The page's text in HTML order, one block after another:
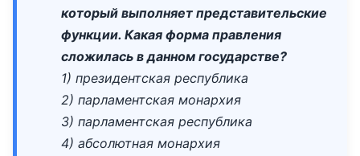
который выполняет представительские
функции. Какая форма правления
сложилась в данном государстве?
1) президентская республика
2) парламентская монархия
3) парламентская республика
4) абсолютная монархия